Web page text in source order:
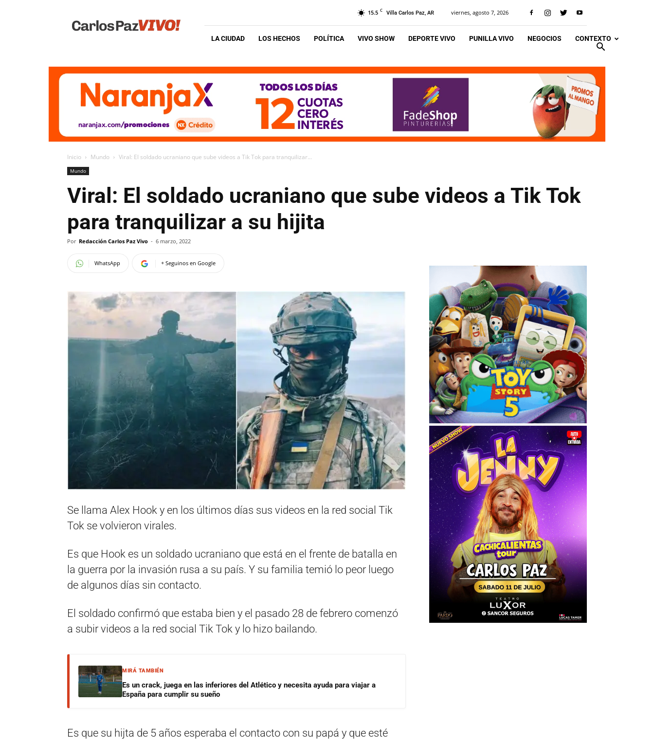
Vivo
15.5 C Villa Carlos Paz, AR viernes, agosto 7, 2026
LA CIUDAD LOS HECHOS POLÍTICA VIVO SHOW DEPORTE VIVO PUNILLA VIVO NEGOCIOS CONTEXTO
Inicio Mundo Viral: El soldado ucraniano que sube videos a Tik Tok para tranquilizar...
Mundo
Viral: El soldado ucraniano que sube videos a Tik Tok
para tranquilizar a su hijita
Por Redacción Carlos Paz Vivo - 6 marzo, 2022
WhatsApp + Seguinos en Google
Se llama Alex Hook y en los últimos días sus videos en la red social Tik
Tok se volvieron virales.
Es que Hook es un soldado ucraniano que está en el frente de batalla en
la guerra por la invasión rusa a su país. Y su familia temió lo peor luego
de algunos días sin contacto.
El soldado confirmó que estaba bien y el pasado 28 de febrero comenzó
a subir videos a la red social Tik Tok y lo hizo bailando.
MIRÁ TAMBIÉN
Es un crack, juega en las inferiores del Atlético y necesita ayuda para viajar a
España para cumplir su sueño
Es que su hijta de 5 años esperaba el contacto con su papá y que esté